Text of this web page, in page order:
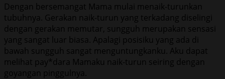
Dengan bersemangat Mama mulai menaik-turunkan
tubuhnya. Gerakan naik-turun yang terkadang diselingi
dengan gerakan memutar, sungguh merupakan sensasi
yang sangat luar biasa. Apalagi posisiku yang ada di
bawah sungguh sangat menguntungkanku. Aku dapat
melihat pay*dara Mamaku naik-turun seiring dengan
goyangan pinggulnya.